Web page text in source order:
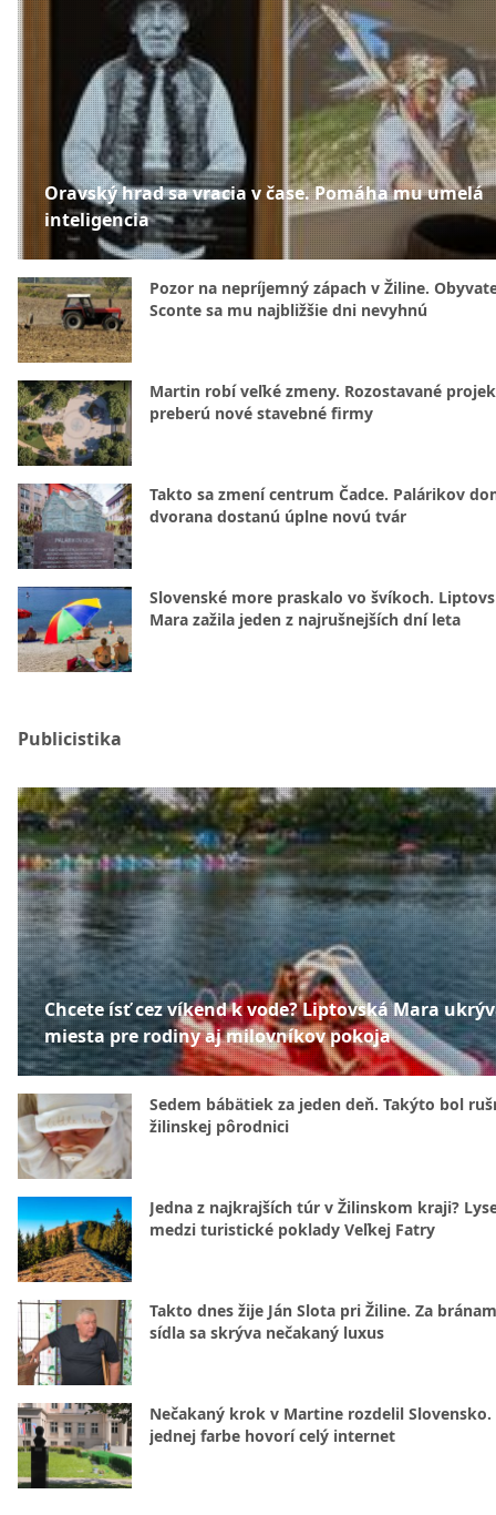
Oravský hrad sa vracia v čase. Pomáha mu umelá
inteligencia
Pozor na nepríjemný zápach v Žiline.
Sconte sa mu najbližšie dni nevyhnú
Martin robí veľké zmeny. Rozostavané
preberú nové stavebné firmy
Takto sa zmení centrum Čadce. Palárikov
dvorana dostanú úplne novú tvár
Slovenské more praskalo vo švíkoch.
Mara zažila jeden z najrušnejších dní leta
Publicistika
Chcete ísť cez víkend k vode? Liptovská Mara
miesta pre rodiny aj milovníkov pokoja
Sedem bábätiek za jeden deň. Takýto bol
žilinskej pôrodnici
Jedna z najkrajších túr v Žilinskom kraji?
medzi turistické poklady Veľkej Fatry
Takto dnes žije Ján Slota pri Žiline. Za
sídla sa skrýva nečakaný luxus
Nečakaný krok v Martine rozdelil Slovensko.
jednej farbe hovorí celý internet